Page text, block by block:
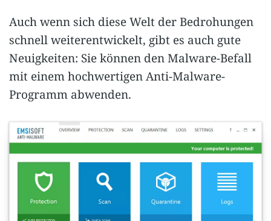
Auch wenn sich diese Welt der Bedrohungen
schnell weiterentwickelt, gibt es auch gute
Neuigkeiten: Sie können den Malware-Befall
mit einem hochwertigen Anti-Malware-
Programm abwenden.